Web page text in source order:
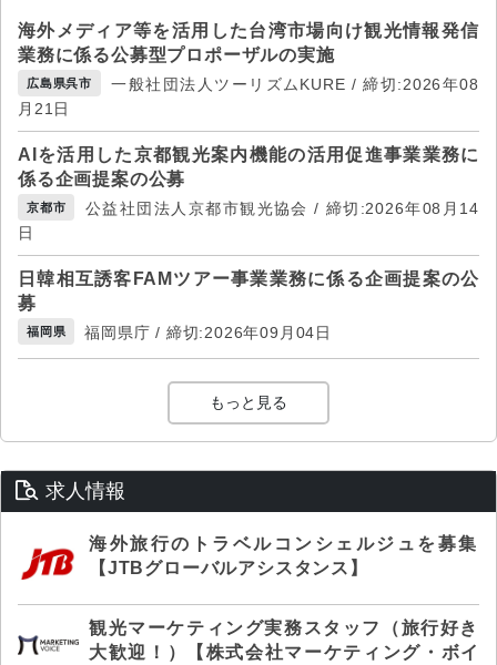
海外メディア等を活用した台湾市場向け観光情報発信
業務に係る公募型プロポーザルの実施
広島県呉市
一般社団法人ツーリズムKURE / 締切:2026年08
月21日
AIを活用した京都観光案内機能の活用促進事業業務に
係る企画提案の公募
京都市
公益社団法人京都市観光協会 / 締切:2026年08月14
日
日韓相互誘客FAMツアー事業業務に係る企画提案の公
募
福岡県 福岡県庁 / 締切:2026年09月04日
もっと見る
求人情報
海外旅行のトラベルコンシェルジュを募集
【JTBグローバルアシスタンス】
観光マーケティング実務スタッフ（旅行好き
大歓迎！）【株式会社マーケティング・ボイ